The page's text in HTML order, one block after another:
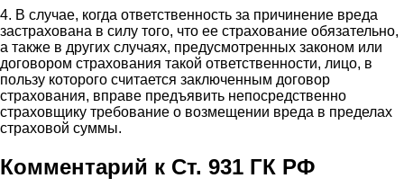
4. В случае, когда ответственность за причинение вреда
застрахована в силу того, что ее страхование обязательно,
а также в других случаях, предусмотренных законом или
договором страхования такой ответственности, лицо, в
пользу которого считается заключенным договор
страхования, вправе предъявить непосредственно
страховщику требование о возмещении вреда в пределах
страховой суммы.
Комментарий к Ст. 931 ГК РФ